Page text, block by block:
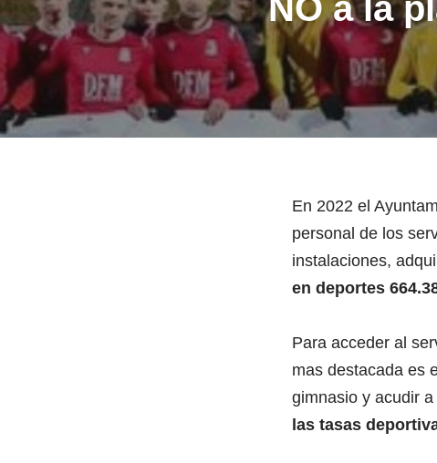
NO a la
En 2022 el
personal de los
instalaciones,
en deportes
Para acceder al
mas destacada es
gimnasio y acudir
las tasas